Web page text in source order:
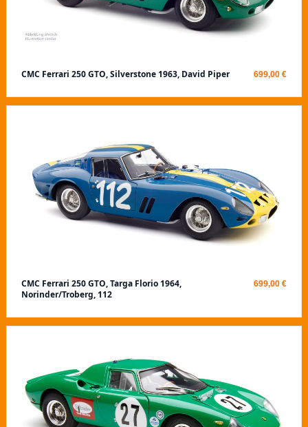
CMC Ferrari 250 GTO, Silverstone 1963, David Piper 699,00 €
CMC Ferrari 250 GTO, Targa Florio 1964,
Norinder/Troberg, 112
699,00 €